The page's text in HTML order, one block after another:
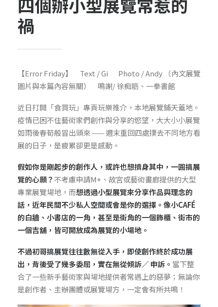
禍
【Error Friday】 Text / Gi Photo / Andy （內文展覽
圖片與本篇內容無關） 鳴謝/ 徐痴筋、一拳書館
近日打開「食買玩」專頁玩樂推介，本地展覽鋪天蓋地。
疫情已困不住藝術家們創作與分享的慾望，大大小小展覽
如雨後春荀般冒出頭來 —— 週末重回四處撲去不同地方看
展的日子，是疲累卻更是感動。
假如你是剛起步的創作人，或許也想擠身其中，一圓搞展
覽的心願？ 不考慮申請M+、故宮或藝術畫廊提供的大型
專業展覽場地，而想透過小型展覽來分享作品與理念的
話，近年民間不少私人空間或會是你的選擇。像小CAFÉ
的白牆、小書店的一角，甚至是街角的一個飾櫃、街市的
一個吉舖，皆可開放成為展覽的小場地。
不過初哥搞展覽往往數無從入手，即使創作終於成功展
出，背後受了幾多委屈，實在無從傾訴／ 申訴。 當下整
合了一些新手藝術家與場地提供者常遇上的惡夢；無論你
是創作者、主辦團體或展覽場方，一定會有所共鳴！